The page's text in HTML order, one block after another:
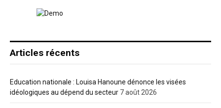
Articles récents
Education nationale : Louisa Hanoune dénonce les visées
idéologiques au dépend du secteur 7 août 2026